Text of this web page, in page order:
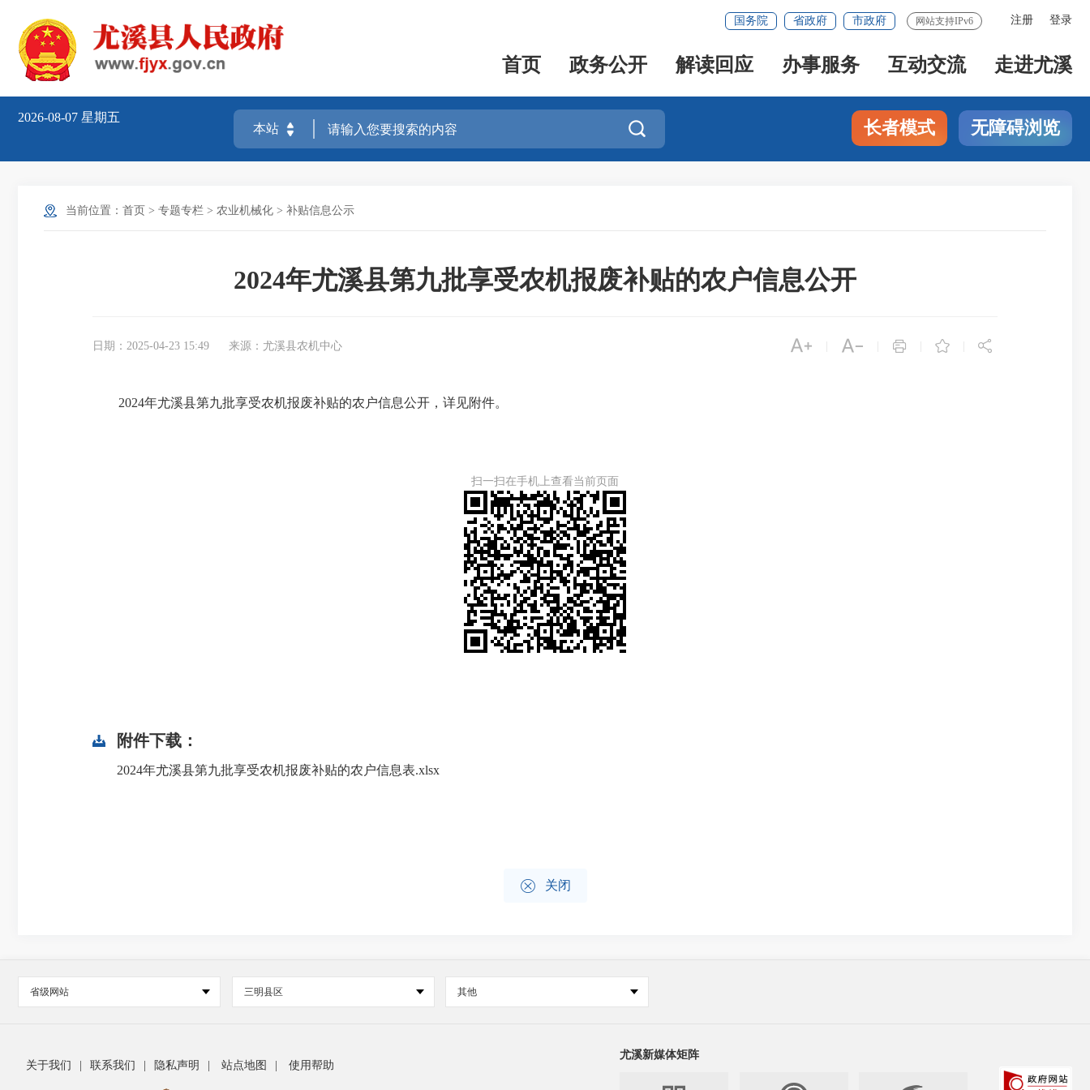
注册 登录
国务院 省政府 市政府 网站支持IPv6
首页 政务公开 解读回应 办事服务 互动交流 走进尤溪
2026-08-07 星期五
 长者模式 无障碍浏览
当前位置： 首页 > 专题专栏 > 农业机械化 > 补贴信息公示
2024年尤溪县第九批享受农机报废补贴的农户信息公开
日期：2025-04-23 15:49 来源：尤溪县农机中心     
2024年尤溪县第九批享受农机报废补贴的农户信息公开，详见附件。
扫一扫在手机上查看当前页面
附件下载：
2024年尤溪县第九批享受农机报废补贴的农户信息表.xlsx
 关闭
省级网站 三明县区 其他
关于我们 联系我们 隐私声明 站点地图 使用帮助
尤溪新媒体矩阵